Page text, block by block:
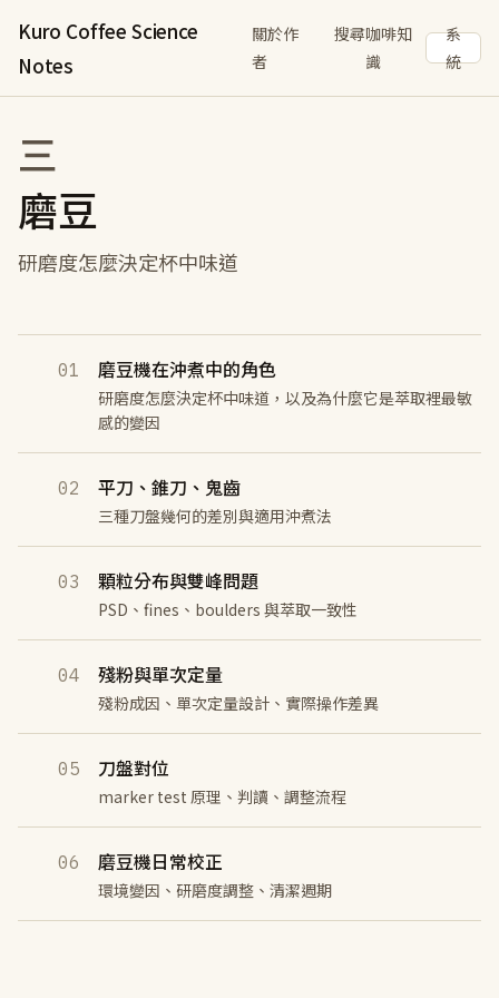
Kuro Coffee Science
Notes
關於作
者
搜尋咖啡知
識
系
統
三
磨豆
研磨度怎麼決定杯中味道
01 磨豆機在沖煮中的角色
研磨度怎麼決定杯中味道，以及為什麼它是萃取裡最敏
感的變因
02 平刀、錐刀、鬼齒
三種刀盤幾何的差別與適用沖煮法
03 顆粒分布與雙峰問題
PSD、fines、boulders 與萃取一致性
04 殘粉與單次定量
殘粉成因、單次定量設計、實際操作差異
05 刀盤對位
marker test 原理、判讀、調整流程
06 磨豆機日常校正
環境變因、研磨度調整、清潔週期